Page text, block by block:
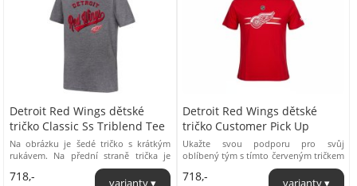
Detroit Red Wings dětské
tričko Classic Ss Triblend Tee
Na obrázku je šedé tričko s krátkým
rukávem. Na přední straně trička je
nápis "DETROIT Red Wings" v ...
718,-
Detroit Red Wings dětské
tričko Customer Pick Up
Ukažte svou podporu pro svůj
oblíbený tým s tímto červeným tričkem
Detroit Red Wings. Toto tričko,
vyrobené z ...
718,-